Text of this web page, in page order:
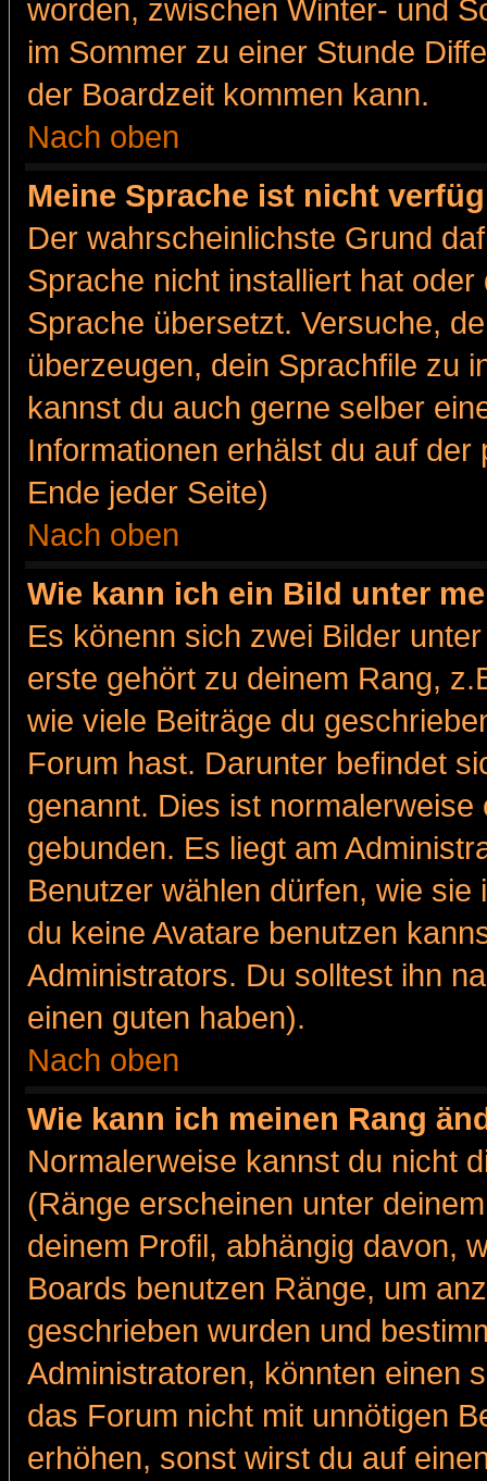
worden, zwischen Winter- und
im Sommer zu einer Stunde
der Boardzeit kommen kann.
Nach oben
Meine Sprache ist nicht
Der wahrscheinlichste Grund
Sprache nicht installiert hat
Sprache übersetzt. Versuche,
überzeugen, dein Sprachfile zu
kannst du auch gerne selber
Informationen erhälst du auf
Ende jeder Seite)
Nach oben
Wie kann ich ein Bild unter
Es könenn sich zwei Bilder
erste gehört zu deinem Rang,
wie viele Beiträge du
Forum hast. Darunter befindet
genannt. Dies ist
gebunden. Es liegt am
Benutzer wählen dürfen, wie
du keine Avatare benutzen
Administrators. Du solltest ihn
einen guten haben).
Nach oben
Wie kann ich meinen Rang
Normalerweise kannst du nicht
(Ränge erscheinen unter
deinem Profil, abhängig davon,
Boards benutzen Ränge, um
geschrieben wurden und
Administratoren, könnten einen
das Forum nicht mit unnötigen
erhöhen, sonst wirst du auf